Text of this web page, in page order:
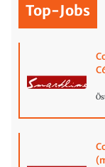
Top-Jobs